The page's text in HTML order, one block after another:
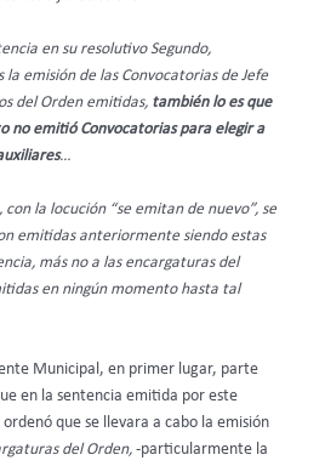
en su resolutivo Segundo,
emisión de las Convocatorias de Jefe
del Orden emitidas, también lo es que
no emitió Convocatorias para elegir a
…
con la locución “se emitan de nuevo”, se
emitidas anteriormente siendo estas
más no a las encargaturas del
en ningún momento hasta tal
Municipal, en primer lugar, parte
en la sentencia emitida por este
que se llevara a cabo la emisión
del Orden, -particularmente la